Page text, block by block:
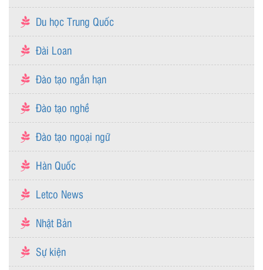
Du học Trung Quốc
Đài Loan
Đào tạo ngắn hạn
Đào tạo nghề
Đào tạo ngoại ngữ
Hàn Quốc
Letco News
Nhật Bản
Sự kiện